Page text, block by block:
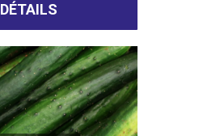
DÉTAILS